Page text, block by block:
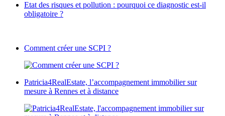
Etat des risques et pollution : pourquoi ce diagnostic est-il
obligatoire ?
Comment créer une SCPI ?
Patricia4RealEstate, l’accompagnement immobilier sur
mesure à Rennes et à distance